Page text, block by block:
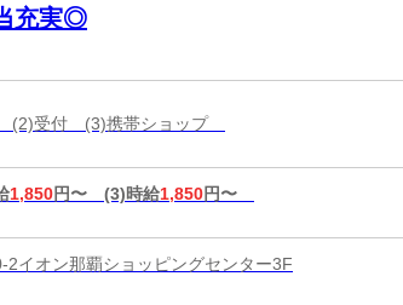
充実◎
(2)受付 (3)携帯ショップ
1,850円〜 (3)時給1,850円〜
イオン那覇ショッピングセンター3F